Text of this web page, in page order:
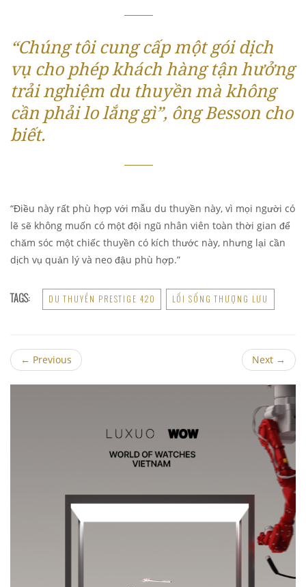
“Chúng tôi cung cấp một gói dịch
vụ cho phép khách hàng tận hưởng
trải nghiệm du thuyền mà không
cần phải lo lắng gì”, ông Besson cho
biết.
“Điều này rất phù hợp với mẫu du thuyền này, vì mọi người có
lẽ sẽ không muốn có một đội ngũ nhân viên toàn thời gian để
chăm sóc một chiếc thuyền có kích thước này, nhưng lại cần
dịch vụ quản lý và neo đậu phù hợp.”
TAGS: DU THUYỀN PRESTIGE 420 LỐI SỐNG THƯỢNG LƯU
← Previous Next →